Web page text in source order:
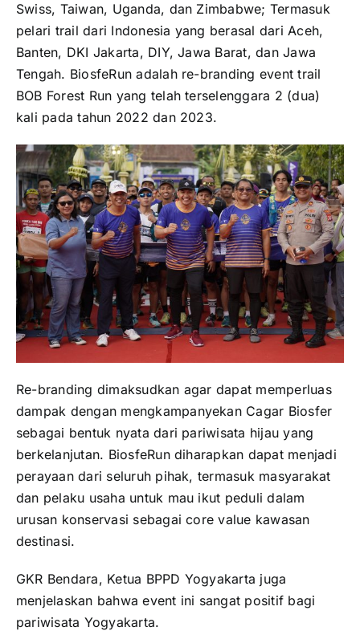
Swiss, Taiwan, Uganda, dan Zimbabwe; Termasuk
pelari trail dari Indonesia yang berasal dari Aceh,
Banten, DKI Jakarta, DIY, Jawa Barat, dan Jawa
Tengah. BiosfeRun adalah re-branding event trail
BOB Forest Run yang telah terselenggara 2 (dua)
kali pada tahun 2022 dan 2023.
Re-branding dimaksudkan agar dapat memperluas
dampak dengan mengkampanyekan Cagar Biosfer
sebagai bentuk nyata dari pariwisata hijau yang
berkelanjutan. BiosfeRun diharapkan dapat menjadi
perayaan dari seluruh pihak, termasuk masyarakat
dan pelaku usaha untuk mau ikut peduli dalam
urusan konservasi sebagai core value kawasan
destinasi.
GKR Bendara, Ketua BPPD Yogyakarta juga
menjelaskan bahwa event ini sangat positif bagi
pariwisata Yogyakarta.